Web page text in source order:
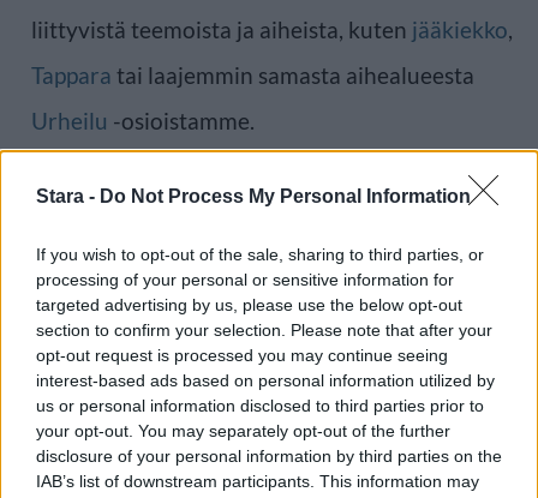
Stara - Do Not Process My Personal Information
If you wish to opt-out of the sale, sharing to third parties, or
processing of your personal or sensitive information for
targeted advertising by us, please use the below opt-out
section to confirm your selection. Please note that after your
opt-out request is processed you may continue seeing
interest-based ads based on personal information utilized by
us or personal information disclosed to third parties prior to
your opt-out. You may separately opt-out of the further
disclosure of your personal information by third parties on the
IAB’s list of downstream participants. This information may
liittyvistä teemoista ja aiheista, kuten jääkiekko,
Tappara tai laajemmin samasta aihealueesta
Urheilu -osioistamme.
Ilmoita virheestä·Tietoa meistä·Toimitusperiaatteet